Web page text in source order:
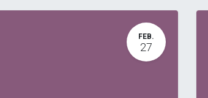
FEB.
27